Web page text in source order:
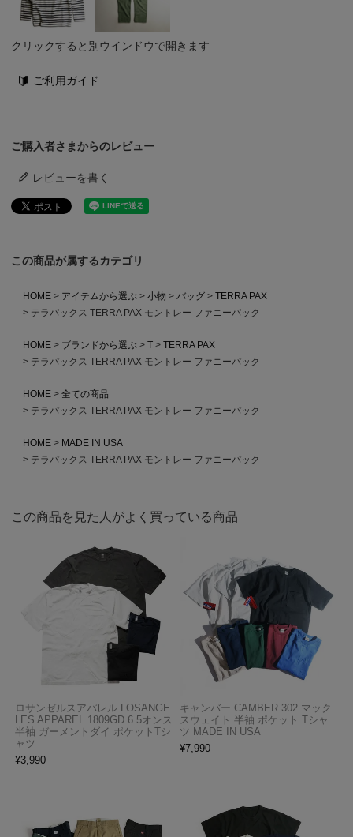
クリックすると別ウインドウで開きます
ご利用ガイド
ご購入者さまからのレビュー
レビューを書く
この商品が属するカテゴリ
HOME アイテムから選ぶ 小物 バッグ
TERRA PAX
テラパックス TERRA PAX モントレー ファニーパック
HOME ブランドから選ぶ T
TERRA PAX
テラパックス TERRA PAX モントレー ファニーパック
HOME
全ての商品
テラパックス TERRA PAX モントレー ファニーパック
HOME
MADE IN USA
テラパックス TERRA PAX モントレー ファニーパック
この商品を見た人がよく買っている商品
ロサンゼルスアパレル LOSANGE
LES APPAREL 1809GD 6.5オンス
半袖 ガーメントダイ ポケットTシ
ャツ
¥3,990
キャンバー CAMBER 302 マック
スウェイト 半袖 ポケット Tシャ
ツ MADE IN USA
¥7,990